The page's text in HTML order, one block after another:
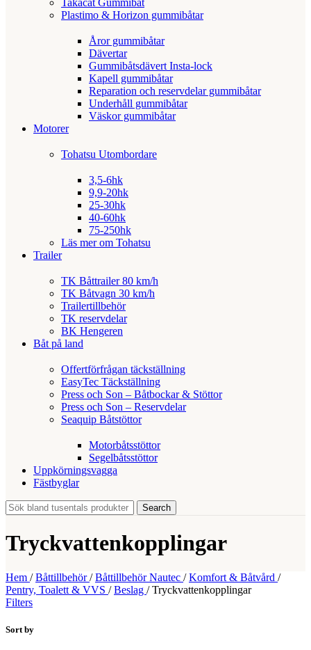
Takacat Gummibåt
Plastimo & Horizon gummibåtar
Åror gummibåtar
Dävertar
Gummibåtsdävert Insta-lock
Kapell gummibåtar
Reparation och reservdelar gummibåtar
Underhåll gummibåtar
Väskor gummibåtar
Motorer
Tohatsu Utombordare
3,5-6hk
9,9-20hk
25-30hk
40-60hk
75-250hk
Läs mer om Tohatsu
Trailer
TK Båttrailer 80 km/h
TK Båtvagn 30 km/h
Trailertillbehör
TK reservdelar
BK Hengeren
Båt på land
Offertförfrågan täckställning
EasyTec Täckställning
Press och Son – Båtbockar & Stöttor
Press och Son – Reservdelar
Seaquip Båtstöttor
Motorbåtsstöttor
Segelbåtsstöttor
Uppkörningsvagga
Fästbyglar
Search
Tryckvattenkopplingar
Hem / Båttillbehör/ Båttillbehör Nautec / Komfort & Båtvård /
Pentry, Toalett & VVS / Beslag / Tryckvattenkopplingar
Filters
Sort by